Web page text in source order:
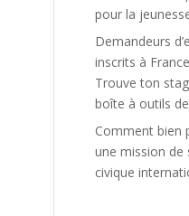
pour la
Demandeurs
inscrits à
Trouve ton
boîte à outils de
Comment bien
une mission de
civique